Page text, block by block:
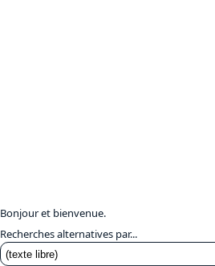
Bonjour et bienvenue.
Recherches alternatives par...